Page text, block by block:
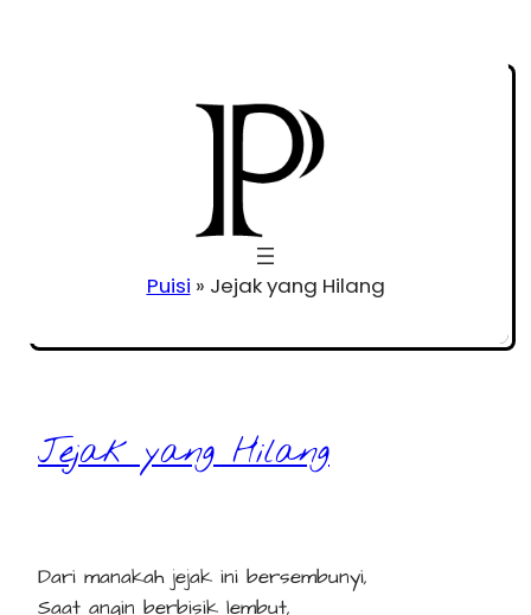
Puisi » Jejak yang Hilang
Jejak yang Hilang
Dari manakah jejak ini bersembunyi,
Saat angin berbisik lembut,